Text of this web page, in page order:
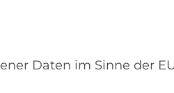
Daten im Sinne der